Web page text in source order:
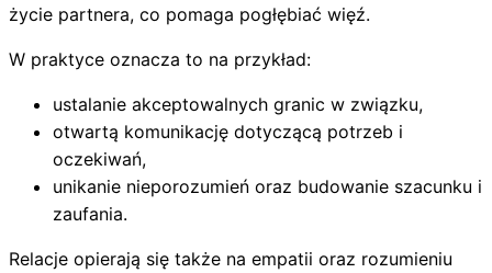
życie partnera, co pomaga pogłębiać więź.
W praktyce oznacza to na przykład:
ustalanie akceptowalnych granic w związku,
otwartą komunikację dotyczącą potrzeb i
oczekiwań,
unikanie nieporozumień oraz budowanie szacunku i
zaufania.
Relacje opierają się także na empatii oraz rozumieniu